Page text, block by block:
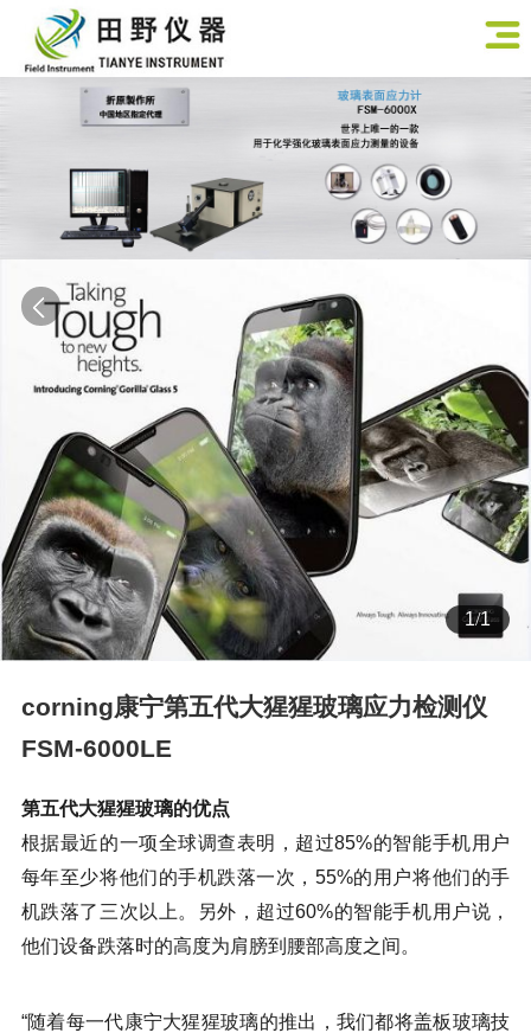
1/1
corning康宁第五代大猩猩玻璃应力检测仪
FSM-6000LE
第五代大猩猩玻璃的优点
根据最近的一项全球调查表明，超过85%的智能手机用户
每年至少将他们的手机跌落一次，55%的用户将他们的手
机跌落了三次以上。另外，超过60%的智能手机用户说，
他们设备跌落时的高度为肩膀到腰部高度之间。
“随着每一代康宁大猩猩玻璃的推出，我们都将盖板玻璃技